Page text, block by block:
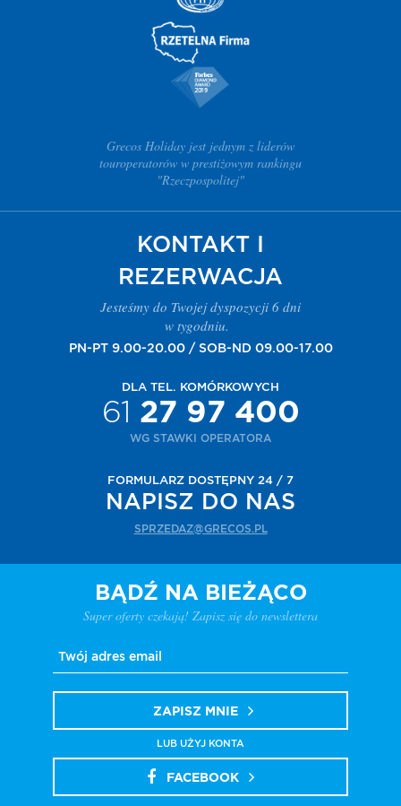
Grecos Holiday jest jednym z liderów
touroperatorów w prestiżowym rankingu
"Rzeczpospolitej"
KONTAKT I
REZERWACJA
Jesteśmy do Twojej dyspozycji 6 dni
w tygodniu.
PN-PT 9.00-20.00 / SOB-ND 09.00-17.00
DLA TEL. KOMÓRKOWYCH
61 27 97 400
WG STAWKI OPERATORA
FORMULARZ DOSTĘPNY 24 / 7
NAPISZ DO NAS
SPRZEDAZ@GRECOS.PL
BĄDŹ NA BIEŻĄCO
Super oferty czekają! Zapisz się do newslettera
ZAPISZ MNIE
LUB UŻYJ KONTA
FACEBOOK